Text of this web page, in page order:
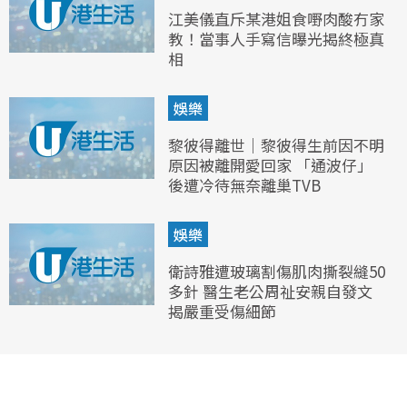
江美儀直斥某港姐食嘢肉酸冇家
教！當事人手寫信曝光揭終極真
相
娛樂
黎彼得離世｜黎彼得生前因不明
原因被離開愛回家 「通波仔」
後遭冷待無奈離巢TVB
娛樂
衛詩雅遭玻璃割傷肌肉撕裂縫50
多針 醫生老公周祉安親自發文
揭嚴重受傷細節